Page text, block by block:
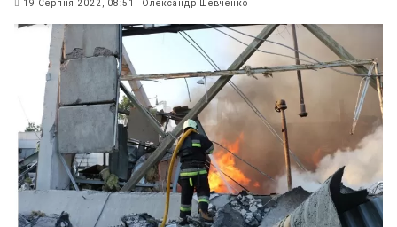
19 Серпня 2022, 08:51 Олександр Шевченко